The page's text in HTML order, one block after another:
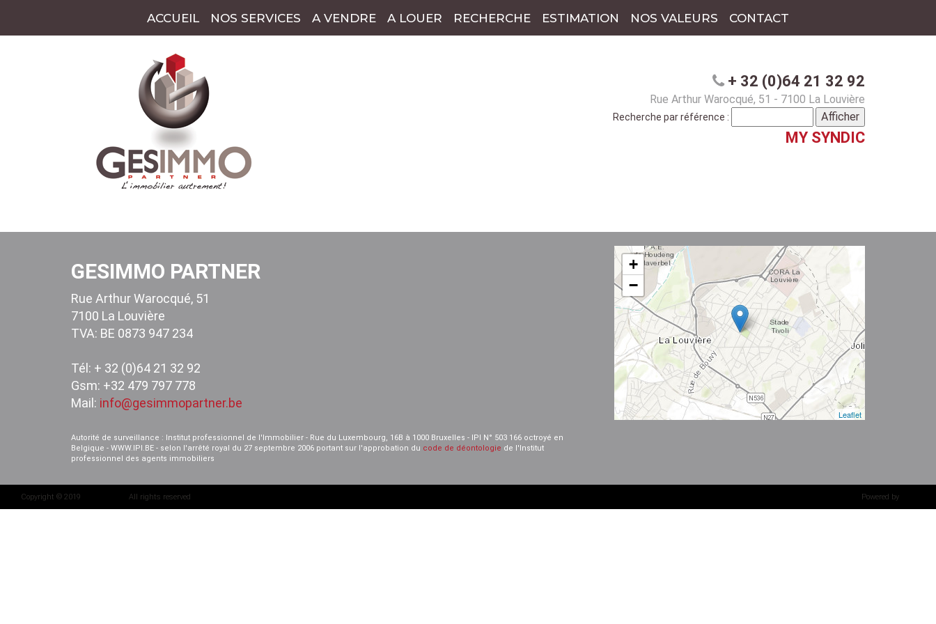
ACCUEIL NOS SERVICES A VENDRE A LOUER RECHERCHE ESTIMATION NOS VALEURS CONTACT
+ 32 (0)64 21 32 92
Rue Arthur Warocqué, 51 - 7100 La Louvière
Recherche par référence :
MY SYNDIC
GESIMMO PARTNER
Rue Arthur Warocqué, 51
7100 La Louvière
TVA: BE 0873 947 234
Tél: + 32 (0)64 21 32 92
Gsm: +32 479 797 778
Mail: info@gesimmopartner.be
Autorité de surveillance : Institut professionnel de l'Immobilier - Rue du Luxembourg, 16B à 1000 Bruxelles - IPI N° 503 166 octroyé en
Belgique - WWW.IPI.BE - selon l'arrêté royal du 27 septembre 2006 portant sur l'approbation du code de déontologie de l'Institut
professionnel des agents immobiliers
+
−
Leaflet
Copyright © 2019 All rights reserved Powered by